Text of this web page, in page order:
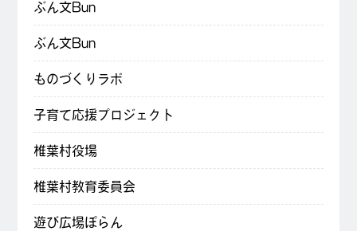
ぶん文Bun
ぶん文Bun
ものづくりラボ
子育て応援プロジェクト
椎葉村役場
椎葉村教育委員会
遊び広場ぽらん